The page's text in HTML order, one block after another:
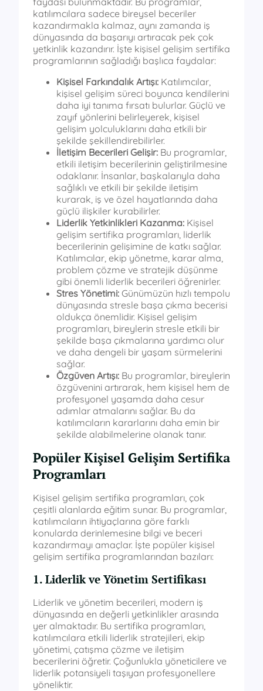
katılımcılara sadece bireysel beceriler
kazandırmakla kalmaz, aynı zamanda iş
dünyasında da başarıyı artıracak pek çok
yetkinlik kazandırır. İşte kişisel gelişim sertifika
programlarının sağladığı başlıca faydalar:
Kişisel Farkındalık Artışı: Katılımcılar,
kişisel gelişim süreci boyunca kendilerini
daha iyi tanıma fırsatı bulurlar. Güçlü ve
zayıf yönlerini belirleyerek, kişisel
gelişim yolculuklarını daha etkili bir
şekilde şekillendirebilirler.
İletişim Becerileri Gelişir: Bu programlar,
etkili iletişim becerilerinin geliştirilmesine
odaklanır. İnsanlar, başkalarıyla daha
sağlıklı ve etkili bir şekilde iletişim
kurarak, iş ve özel hayatlarında daha
güçlü ilişkiler kurabilirler.
Liderlik Yetkinlikleri Kazanma: Kişisel
gelişim sertifika programları, liderlik
becerilerinin gelişimine de katkı sağlar.
Katılımcılar, ekip yönetme, karar alma,
problem çözme ve stratejik düşünme
gibi önemli liderlik becerileri öğrenirler.
Stres Yönetimi: Günümüzün hızlı tempolu
dünyasında stresle başa çıkma becerisi
oldukça önemlidir. Kişisel gelişim
programları, bireylerin stresle etkili bir
şekilde başa çıkmalarına yardımcı olur
ve daha dengeli bir yaşam sürmelerini
sağlar.
Özgüven Artışı: Bu programlar, bireylerin
özgüvenini artırarak, hem kişisel hem de
profesyonel yaşamda daha cesur
adımlar atmalarını sağlar. Bu da
katılımcıların kararlarını daha emin bir
şekilde alabilmelerine olanak tanır.
Popüler Kişisel Gelişim Sertifika
Programları
Kişisel gelişim sertifika programları, çok
çeşitli alanlarda eğitim sunar. Bu programlar,
katılımcıların ihtiyaçlarına göre farklı
konularda derinlemesine bilgi ve beceri
kazandırmayı amaçlar. İşte popüler kişisel
gelişim sertifika programlarından bazıları:
1. Liderlik ve Yönetim Sertifikası
Liderlik ve yönetim becerileri, modern iş
dünyasında en değerli yetkinlikler arasında
yer almaktadır. Bu sertifika programları,
katılımcılara etkili liderlik stratejileri, ekip
yönetimi, çatışma çözme ve iletişim
becerilerini öğretir. Çoğunlukla yöneticilere ve
liderlik potansiyeli taşıyan profesyonellere
yöneliktir.